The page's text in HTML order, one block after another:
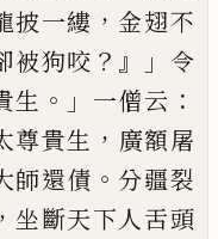
披一縷 ， 金翅不
被狗咬 ？』」 令
生 。」 一僧云 ：
尊貴生 ， 廣額屠
師還債 。 分疆裂
， 坐斷天下人舌頭